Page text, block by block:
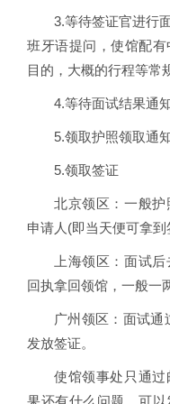
3.等待签证官进行
班牙语提问，使馆配
目的，大概的行程等常
4.等待面试结果通
5.领取护照领取通
5.领取签证
北京领区：一般
申请人(即当天便可拿到
上海领区：面试
回执拿回领馆，一般一
广州领区：面试通
发放签证。
使馆领事处只通
果还有什么问题，可